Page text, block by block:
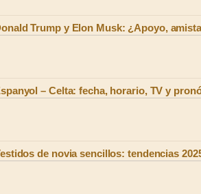
Trump y Elon Musk: ¿Apoyo,
– Celta: fecha, horario, TV y
de novia sencillos: tendencias